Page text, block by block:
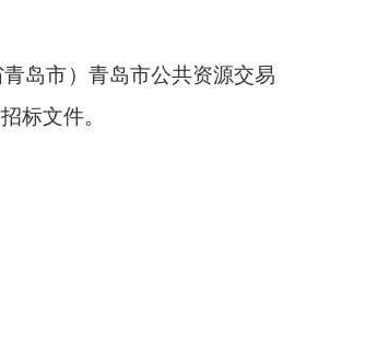
岛市）青岛市公共资源交易
标文件。